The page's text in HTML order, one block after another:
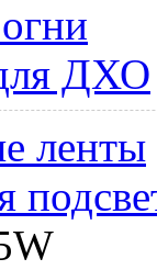
ДХО
ленты